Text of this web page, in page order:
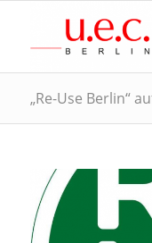
„Re-Use Berlin“